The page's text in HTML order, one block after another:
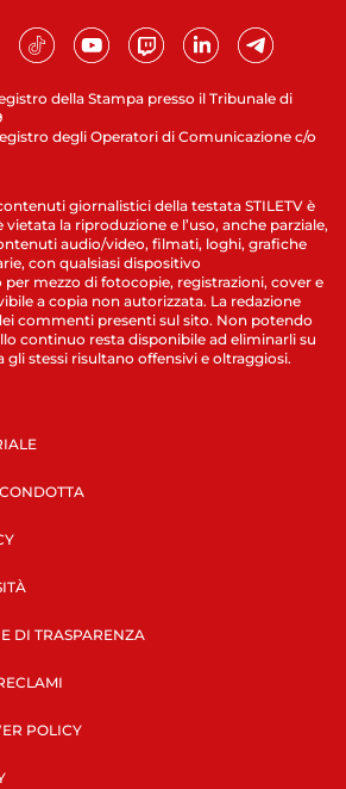
della Stampa presso il Tribunale di
degli Operatori di Comunicazione c/o
giornalistici della testata STILETV è
la riproduzione e l’uso, anche parziale,
audio/video, filmati, loghi, grafiche
con qualsiasi dispositivo
mezzo di fotocopie, registrazioni, cover e
a copia non autorizzata. La redazione
commenti presenti sul sito. Non potendo
continuo resta disponibile ad eliminarli su
gli stessi risultano offensivi e oltraggiosi.
DI TRASPARENZA
POLICY